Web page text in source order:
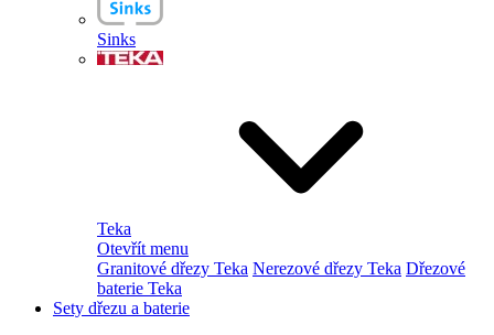
Sinks
Teka
Otevřít menu
Granitové dřezy Teka Nerezové dřezy Teka Dřezové
baterie Teka
Sety dřezu a baterie